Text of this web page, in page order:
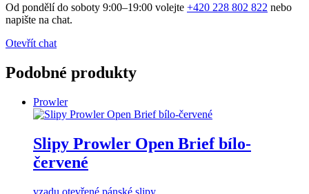
Od pondělí do soboty 9:00–19:00 volejte +420 228 802 822 nebo
napište na chat.
Otevřít chat
Podobné produkty
Prowler
Slipy Prowler Open Brief bílo-
červené
vzadu otevřené pánské slipy